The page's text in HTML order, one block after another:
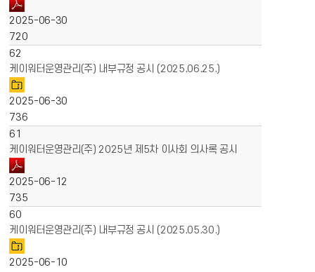
2025-06-30
720
62
케이워터운영관리(주) 내부규정 공시 (2025.06.25.)
2025-06-30
736
61
케이워터운영관리(주) 2025년 제5차 이사회 의사록 공시
2025-06-12
735
60
케이워터운영관리(주) 내부규정 공시 (2025.05.30.)
2025-06-10